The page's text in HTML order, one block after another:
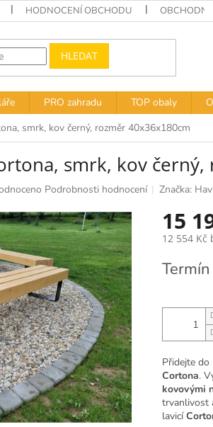
HODNOCENÍ OBCHODU OBCHODNÍ
HLEDAT
PRO zahradu TOP obaly
smrk, kov černý, rozměr 40x36x180cm
smrk, kov
Podrobnosti hodnocení Značka:
15
12 554 Kč
cena:
Přidejte do
Cortona.
kovovými
trvanlivost
lavicí